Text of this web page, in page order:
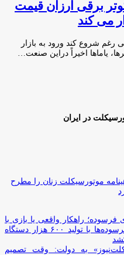
برقی ارزان قیمت
می کند
رغم شروع کند ورود به بازار
یاماها اخیراً دراین صنعت…
در ایران
موتورسیکلت زنان را مطرح
راهکار واقعی یا بازی با
منابع کشور؟ / جایگزینی کامل فرسوده‌ها با تولید ۶۰۰ هزار دستگاه
به دولت: وقت تصمیم